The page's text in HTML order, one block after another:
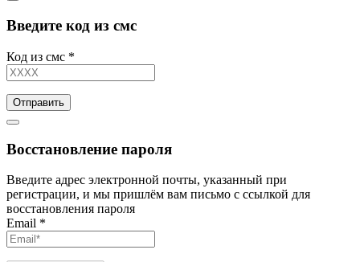
Введите код из смс
Код из смс *
Отправить
Восстановление пароля
Введите адрес электронной почты, указанный при
регистрации, и мы пришлём вам письмо с ссылкой для
восстановления пароля
Email *